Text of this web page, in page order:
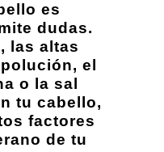
es
dudas.
las altas
el
o la sal
tu cabello,
factores
de tu